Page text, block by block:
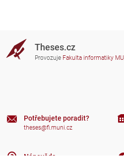
Theses.cz
Provozuje Fakulta informatiky MU
Potřebujete poradit?
theses@fi.muni.cz
Nápověda